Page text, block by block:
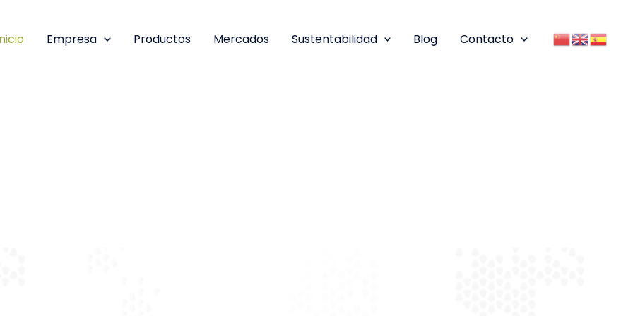
Empresa Productos Mercados Sustentabilidad Blog Contacto